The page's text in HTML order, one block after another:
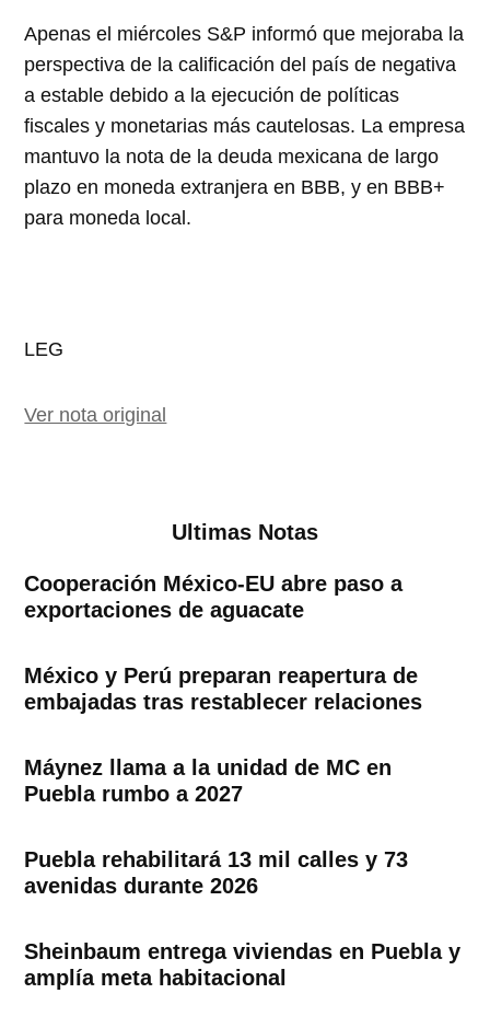
Apenas el miércoles S&P informó que mejoraba la
perspectiva de la calificación del país de negativa
a estable debido a la ejecución de políticas
fiscales y monetarias más cautelosas. La empresa
mantuvo la nota de la deuda mexicana de largo
plazo en moneda extranjera en BBB, y en BBB+
para moneda local.
LEG
Ver nota original
Ultimas Notas
Cooperación México-EU abre paso a
exportaciones de aguacate
México y Perú preparan reapertura de
embajadas tras restablecer relaciones
Máynez llama a la unidad de MC en
Puebla rumbo a 2027
Puebla rehabilitará 13 mil calles y 73
avenidas durante 2026
Sheinbaum entrega viviendas en Puebla y
amplía meta habitacional